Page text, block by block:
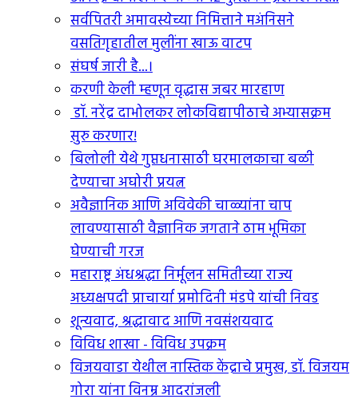
सर्वपितरी अमावस्येच्या निमित्ताने मअंनिसने
वसतिगृहातील मुलींना खाऊ वाटप
संघर्ष जारी है...।
करणी केली म्हणून वृद्धास जबर मारहाण
डॉ. नरेंद्र दाभोलकर लोकविद्यापीठाचे अभ्यासक्रम
सुरु करणार!
बिलोली येथे गुप्तधनासाठी घरमालकाचा बळी
देण्याचा अघोरी प्रयत्न
अवैज्ञानिक आणि अविवेकी चाळ्यांना चाप
लावण्यासाठी वैज्ञानिक जगताने ठाम भूमिका
घेण्याची गरज
महाराष्ट्र अंधश्रद्धा निर्मूलन समितीच्या राज्य
अध्यक्षपदी प्राचार्या प्रमोदिनी मंडपे यांची निवड
शून्यवाद, श्रद्धावाद आणि नवसंशयवाद
विविध शाखा - विविध उपक्रम
विजयवाडा येथील नास्तिक केंद्राचे प्रमुख, डॉ. विजयम
गोरा यांना विनम्र आदरांजली